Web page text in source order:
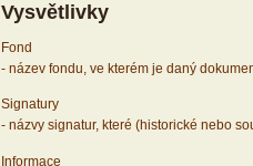
Vysvětlivky
Fond
- název fondu, ve kterém je daný
Signatury
- názvy signatur, které (historické nebo
Informace